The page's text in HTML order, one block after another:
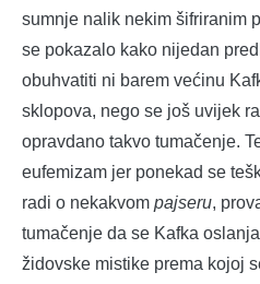
sumnje nalik nekim šifriranim
se pokazalo kako nijedan
obuhvatiti ni barem većinu
sklopova, nego se još uvijek
opravdano takvo tumačenje.
eufemizam jer ponekad se
radi o nekakvom pajseru,
tumačenje da se Kafka
židovske mistike prema kojoj